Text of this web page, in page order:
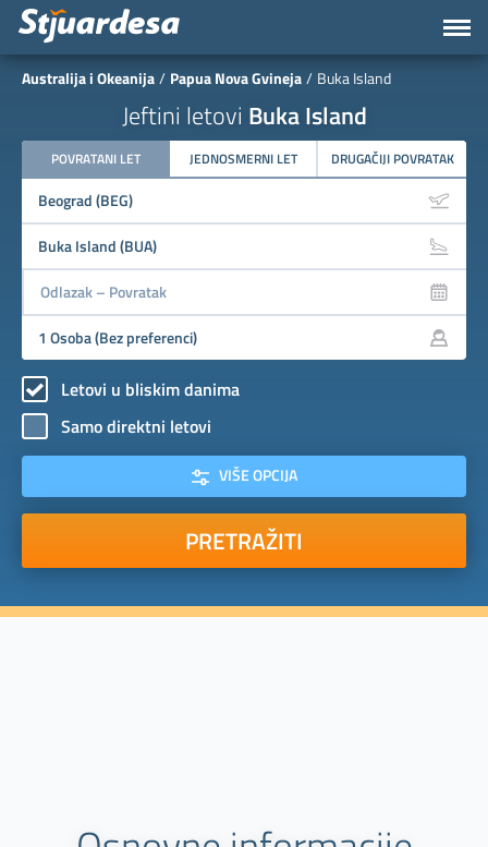
Australija i Okeanija Papua Nova Gvineja Buka Island
Jeftini letovi Buka Island
POVRATANI LET JEDNOSMERNI LET DRUGAČIJI POVRATAK
Letovi u bliskim danima
Samo direktni letovi
VIŠE OPCIJA
PRETRAŽITI